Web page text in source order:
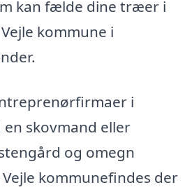
kan fælde dine træer i
kommune i
i
skovmand eller
og omegn
kommunefindes der